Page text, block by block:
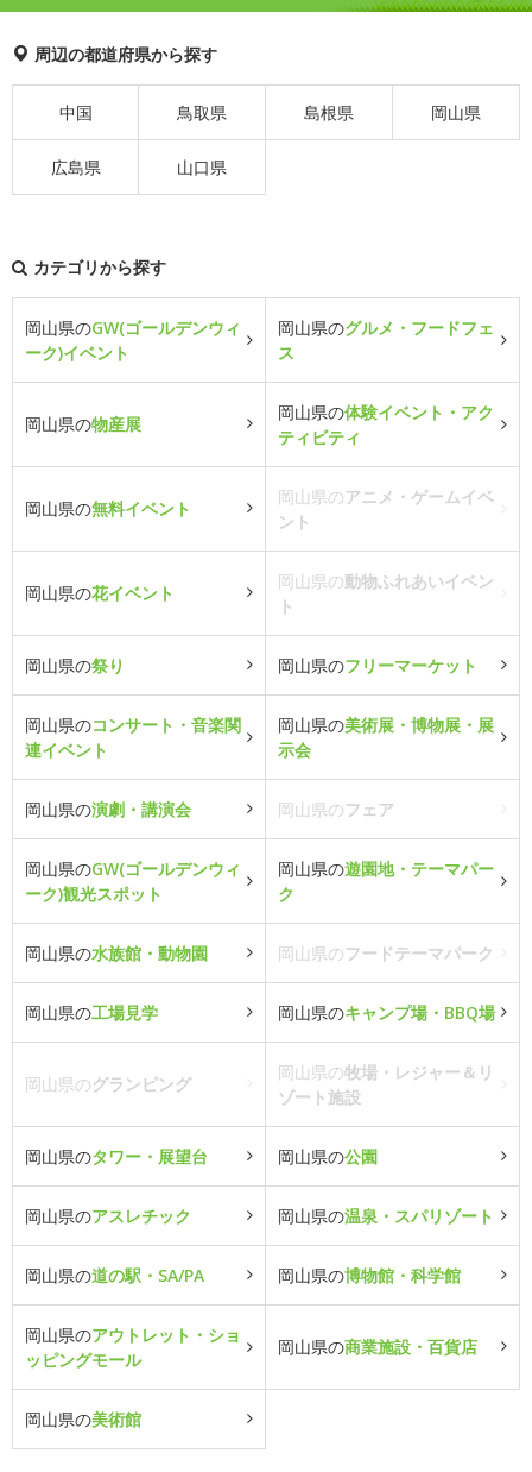
周辺の都道府県から探す
中国 鳥取県 島根県 岡山県
広島県 山口県
カテゴリから探す
岡山県のGW(ゴールデンウィ
ーク)イベント
岡山県のグルメ・フードフェ
ス
岡山県の物産展
岡山県の体験イベント・アク
ティビティ
岡山県の無料イベント
岡山県のアニメ・ゲームイベ
ント
岡山県の花イベント
岡山県の動物ふれあいイベン
ト
岡山県の祭り 岡山県のフリーマーケット
岡山県のコンサート・音楽関
連イベント
岡山県の美術展・博物展・展
示会
岡山県の演劇・講演会 岡山県のフェア
岡山県のGW(ゴールデンウィ
ーク)観光スポット
岡山県の遊園地・テーマパー
ク
岡山県の水族館・動物園 岡山県のフードテーマパーク
岡山県の工場見学 岡山県のキャンプ場・BBQ場
岡山県のグランピング
岡山県の牧場・レジャー＆リ
ゾート施設
岡山県のタワー・展望台 岡山県の公園
岡山県のアスレチック 岡山県の温泉・スパリゾート
岡山県の道の駅・SA/PA 岡山県の博物館・科学館
岡山県のアウトレット・ショ
ッピングモール
岡山県の商業施設・百貨店
岡山県の美術館